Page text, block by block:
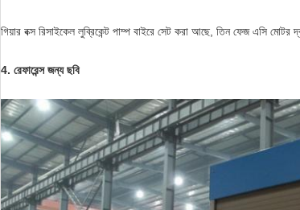
গিয়ার বক্স রিসাইকেল লুব্রিকেন্ট পাম্প বাইরে সেট করা আছে, তিন ফেজ এসি মোটর
4. রেফারেন্স জন্য ছবি